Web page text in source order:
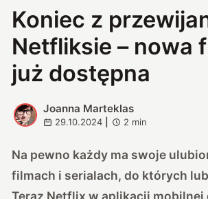
Koniec z
Netfliksie – nowa
już dostępna
J
Joanna Marteklas
29.10.2024 2 min
Na pewno każdy ma swoje
filmach i serialach, do których
Teraz Netflix w aplikacji mobilnej